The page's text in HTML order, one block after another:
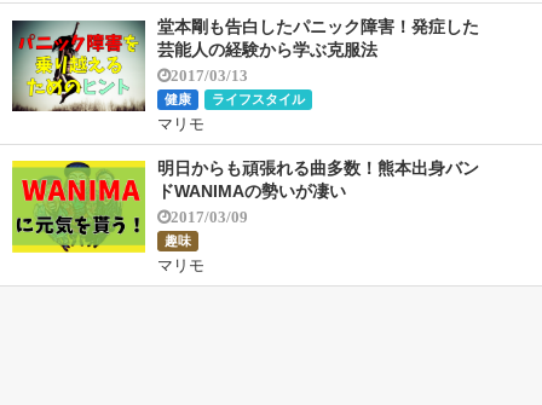
堂本剛も告白したパニック障害！発症した
芸能人の経験から学ぶ克服法
2017/03/13
健康 ライフスタイル
マリモ
明日からも頑張れる曲多数！熊本出身バン
ドWANIMAの勢いが凄い
2017/03/09
趣味
マリモ